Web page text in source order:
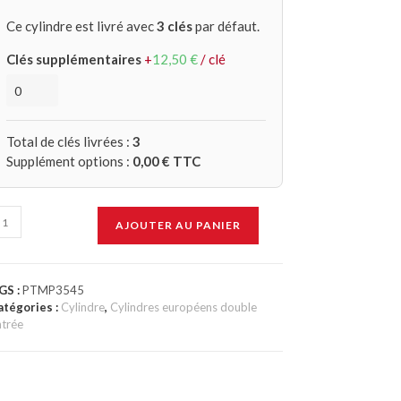
Ce cylindre est livré avec3 cléspar défaut.
Clés supplémentaires +12,50 €/ clé
Total de clés livrées : 3
Supplément options : 0,00€ TTC
AJOUTER AU PANIER
:PTMP3545
: Cylindre, Cylindres européens double